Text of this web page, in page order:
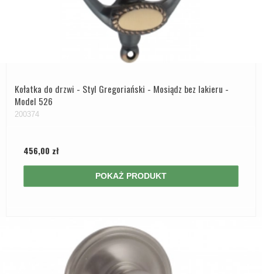
Kołatka do drzwi - Styl Gregoriański - Mosiądz bez lakieru -
Model 526
200374
456,00 zł
POKAŻ PRODUKT